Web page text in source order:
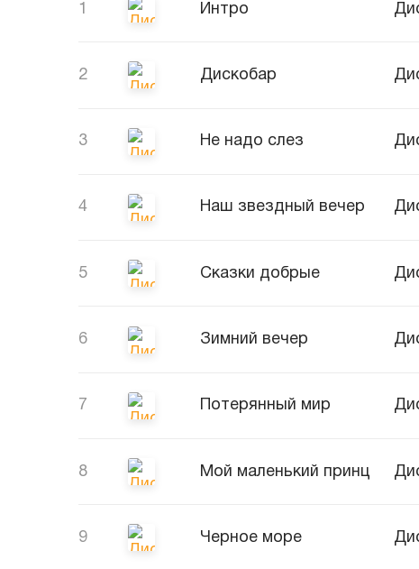
1 Интро
2 Дискобар
3 Не надо слез
4 Наш звездный вечер
5 Сказки добрые
6 Зимний вечер
7 Потерянный мир
8 Мой маленький принц
9 Черное море